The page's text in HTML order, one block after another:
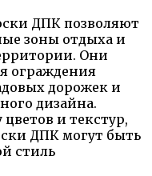
ДПК позволяют
зоны отдыха и
Они
ограждения
дорожек и
дизайна.
и текстур,
ДПК могут быть
стиль